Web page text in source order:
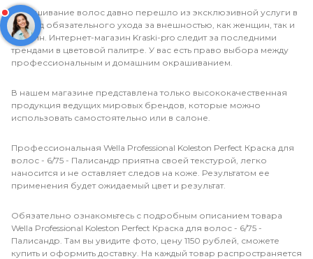
Окрашивание волос давно перешло из эксклюзивной услуги в
разряд обязательного ухода за внешностью, как женщин, так и
мужчин. Интернет-магазин Kraski-pro следит за последними
трендами в цветовой палитре. У вас есть право выбора между
профессиональным и домашним окрашиванием.
В нашем магазине представлена только высококачественная
продукция ведущих мировых брендов, которые можно
использовать самостоятельно или в салоне.
Профессиональная Wella Professional Koleston Perfect Краска для
волос - 6/75 - Палисандр приятна своей текстурой, легко
наносится и не оставляет следов на коже. Результатом ее
применения будет ожидаемый цвет и результат.
Обязательно ознакомьтесь с подробным описанием товара
Wella Professional Koleston Perfect Краска для волос - 6/75 -
Палисандр. Там вы увидите фото, цену 1150 рублей, сможете
купить и оформить доставку. На каждый товар распространяется